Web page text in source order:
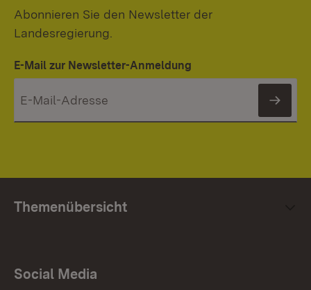
Abonnieren Sie den Newsletter der
Landesregierung.
E-Mail zur Newsletter-Anmeldung
Themenübersicht
Social Media